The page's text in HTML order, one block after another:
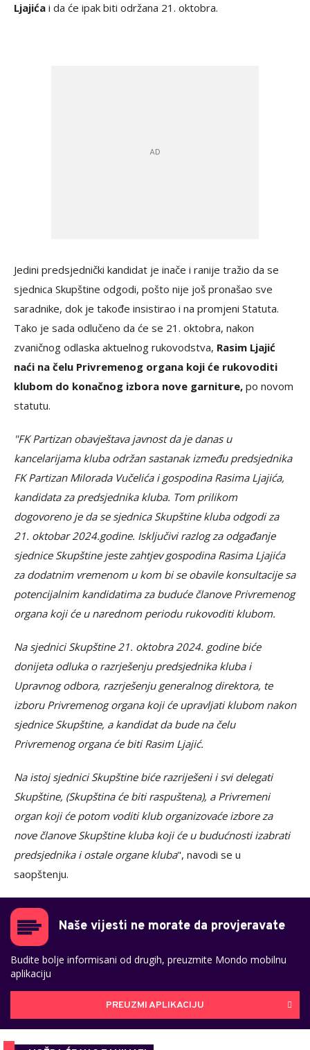
Ljajića i da će ipak biti održana 21. oktobra.
Jedini predsjednički kandidat je inače i ranije tražio da se
sjednica Skupštine odgodi, pošto nije još pronašao sve
saradnike, dok je takođe insistirao i na promjeni Statuta.
Tako je sada odlučeno da će se 21. oktobra, nakon
zvaničnog odlaska aktuelnog rukovodstva, Rasim Ljajić
naći na čelu Privremenog organa koji će rukovoditi
klubom do konačnog izbora nove garniture, po novom
statutu.
"FK Partizan obavještava javnost da je danas u
kancelarijama kluba održan sastanak između predsjednika
FK Partizan Milorada Vučelića i gospodina Rasima Ljajića,
kandidata za predsjednika kluba. Tom prilikom
dogovoreno je da se sjednica Skupštine kluba odgodi za
21. oktobar 2024.godine. Isključivi razlog za odgađanje
sjednice Skupštine jeste zahtjev gospodina Rasima Ljajića
za dodatnim vremenom u kom bi se obavile konsultacije sa
potencijalnim kandidatima za buduće članove Privremenog
organa koji će u narednom periodu rukovoditi klubom.
Na sjednici Skupštine 21. oktobra 2024. godine biće
donijeta odluka o razrješenju predsjednika kluba i
Upravnog odbora, razrješenju generalnog direktora, te
izboru Privremenog organa koji će upravljati klubom nakon
sjednice Skupštine, a kandidat da bude na čelu
Privremenog organa će biti Rasim Ljajić.
Na istoj sjednici Skupštine biće razriješeni i svi delegati
Skupštine, (Skupština će biti raspuštena), a Privremeni
organ koji će potom voditi klub organizovaće izbore za
nove članove Skupštine kluba koji će u budućnosti izabrati
predsjednika i ostale organe kluba", navodi se u
saopštenju.
Naše vijesti ne morate da provjeravate
Budite bolje informisani od drugih, preuzmite Mondo mobilnu
aplikaciju
PREUZMI APLIKACIJU